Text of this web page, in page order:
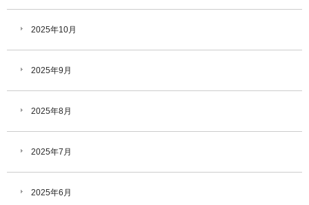
2025年10月
2025年9月
2025年8月
2025年7月
2025年6月